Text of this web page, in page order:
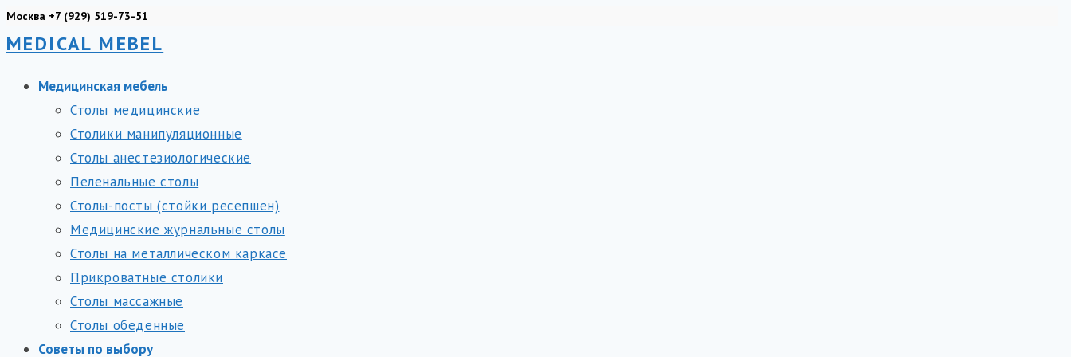
Перейти
к
Москва +7 (929) 519-73-51
MEDICAL MEBEL
Медицинская мебель
Столы медицинские
Столики манипуляционные
Столы анестезиологические
Пеленальные столы
Столы-посты (стойки ресепшен)
Медицинские журнальные столы
Столы на металлическом каркасе
Прикроватные столики
Столы массажные
Столы обеденные
Советы по выбору